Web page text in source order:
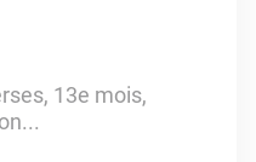
13e mois,